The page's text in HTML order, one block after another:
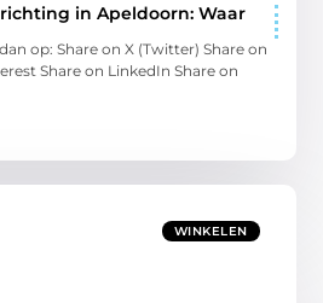
in Apeldoorn: Waar
op: Share on X (Twitter) Share on
Share on LinkedIn Share on
WINKELEN